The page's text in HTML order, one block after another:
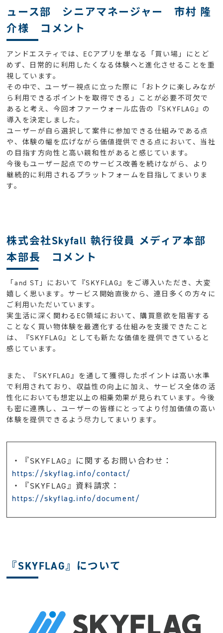
ュース部 シニアマネージャー 市村 隆
介様 コメント
アンドエスティでは、ECアプリを単なる「買い場」にとど
めず、日常的に利用したくなる体験へと進化させることを重
視しています。
その中で、ユーザー視点に立った際に「おトクに楽しみなが
ら利用できるポイントを取得できる」ことが必要不可欠で
あると考え、今回オファーウォール広告の『SKYFLAG』の
導入を決定しました。
ユーザーが自ら選択して案件に参加できる仕組みである点
や、体験の幅を広げながら価値提供できる点において、当社
の目指す方向性と高い親和性があると感じています。
今後もユーザー起点でのサービス改善を続けながら、より
継続的に利用されるプラットフォームを目指してまいりま
す。
株式会社Skyfall 執行役員 メディア本部
本部長 コメント
「and ST」において『SKYFLAG』をご導入いただき、大変
嬉しく思います。サービス開始直後から、連日多くの方々に
ご利用いただいています。
実生活に深く関わるEC領域において、購買意欲を阻害する
ことなく買い物体験を最適化する仕組みを支援できたこと
は、『SKYFLAG』としても新たな価値を提供できていると
感じています。
また、『SKYFLAG』を通して獲得したポイントは高い水準
で利用されており、収益性の向上に加え、サービス全体の活
性化においても想定以上の相乗効果が見られています。今後
も密に連携し、ユーザーの皆様にとってより付加価値の高い
体験を提供できるよう尽力してまいります。
・『SKYFLAG』に関するお問い合わせ：
https://skyflag.info/contact/
・『SKYFLAG』資料請求：
https://skyflag.info/document/
『SKYFLAG』について